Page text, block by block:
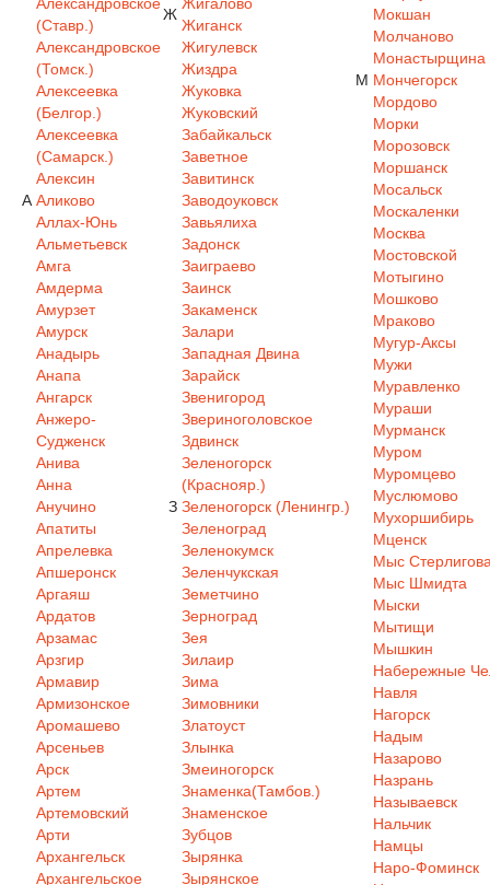
А
(Ставр.)
Александровское
(Томск.)
Алексеевка
(Белгор.)
Алексеевка
(Самарск.)
Алексин
Аликово
Аллах-Юнь
Альметьевск
Амга
Амдерма
Амурзет
Амурск
Анадырь
Анапа
Ангарск
Анжеро-
Судженск
Анива
Анна
Анучино
Апатиты
Апрелевка
Апшеронск
Аргаяш
Ардатов
Арзамас
Арзгир
Армавир
Армизонское
Аромашево
Арсеньев
Арск
Артем
Артемовский
Арти
Архангельск
Архангельское
Ж
Жиганск
Жигулевск
Жиздра
Жуковка
Жуковский
З
Забайкальск
Заветное
Завитинск
Заводоуковск
Завьялиха
Задонск
Заиграево
Заинск
Закаменск
Залари
Западная Двина
Зарайск
Звенигород
Звериноголовское
Здвинск
Зеленогорск
(Краснояр.)
Зеленогорск (Ленингр.)
Зеленоград
Зеленокумск
Зеленчукская
Земетчино
Зерноград
Зея
Зилаир
Зима
Зимовники
Златоуст
Злынка
Змеиногорск
Знаменка(Тамбов.)
Знаменское
Зубцов
Зырянка
Зырянское
М
Мокшан
Молчаново
Монастырщина
Мончегорск
Мордово
Морки
Морозовск
Моршанск
Мосальск
Москаленки
Москва
Мостовской
Мотыгино
Мошково
Мраково
Мугур-Аксы
Мужи
Муравленко
Мураши
Мурманск
Муром
Муромцево
Муслюмово
Мухоршибирь
Мценск
Мыс
Мыс Шмидта
Мыски
Мытищи
Мышкин
Набережные
Навля
Нагорск
Надым
Назарово
Назрань
Называевск
Нальчик
Намцы
Наро-Фоминск